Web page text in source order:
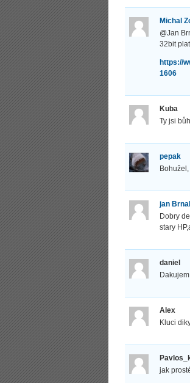
Michal
@Jan
32bit
https://
1606
Kuba
Ty jsi bůh
pepak
jan
Dobry
stary
daniel
Alex
Kluci
jak